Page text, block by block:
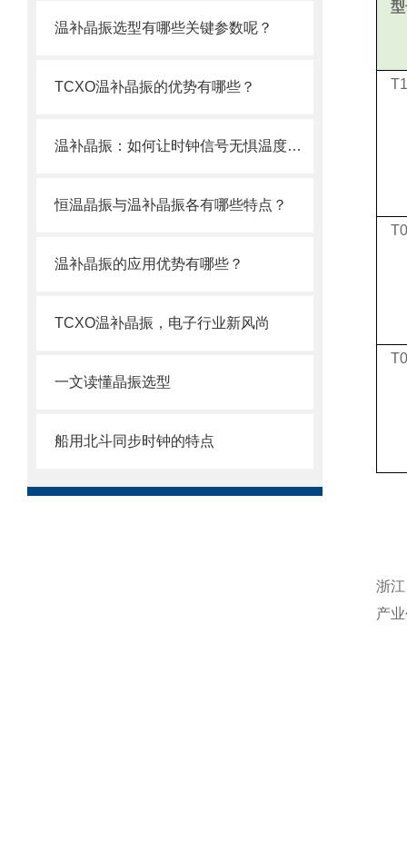
温补晶振选型有哪些关键参数呢？
TCXO温补晶振的优势有哪些？
温补晶振：如何让时钟信号无惧温度波动？
恒温晶振与温补晶振各有哪些特点？
温补晶振的应用优势有哪些？
TCXO温补晶振，电子行业新风尚
一文读懂晶振选型
船用北斗同步时钟的特点
浙
产